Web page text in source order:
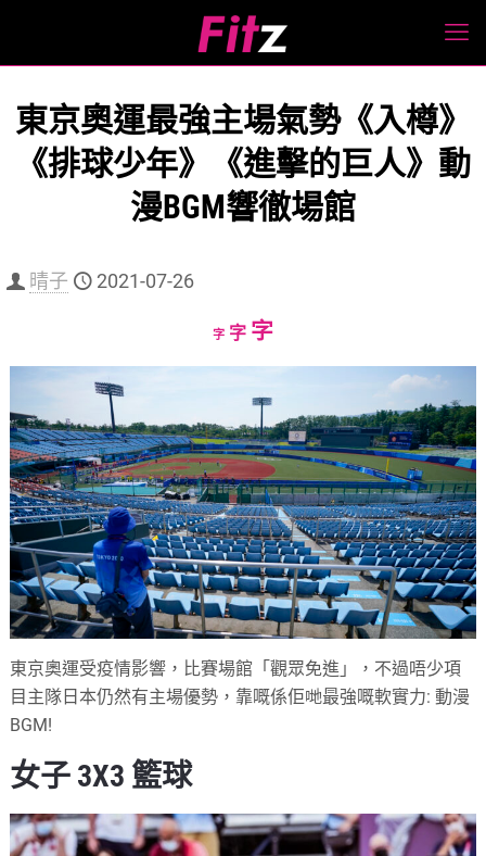
東京奧運最強主場氣勢《入樽》
《排球少年》《進擊的巨人》動
漫BGM響徹場館
晴子 2021-07-26
字Decrease
字Reset
字Increase
東京奧運受疫情影響，比賽場館「觀眾免進」，不過唔少項
目主隊日本仍然有主場優勢，靠嘅係佢哋最強嘅軟實力: 動漫
BGM!
女子 3X3 籃球